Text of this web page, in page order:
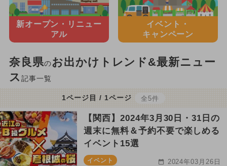
新オープン・ リニュー
アル
イベント・
キャンペーン
奈良県のお出かけトレンド&最新ニュー
ス 記事一覧
1ページ目 / 1ページ 全5件
【関西】2024年3月30日・31日の
週末に無料＆予約不要で楽しめる
イベント15選
イベント 2024年03月26日